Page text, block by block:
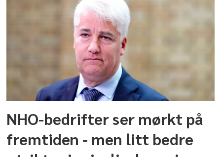
NHO-bedrifter ser mørkt på
fremtiden - men litt bedre